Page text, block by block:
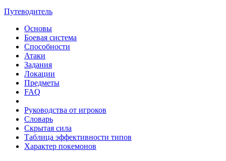
Путеводитель
Основы
Боевая система
Способности
Атаки
Задания
Локации
Предметы
FAQ
Руководства от игроков
Словарь
Скрытая сила
Таблица эффективности типов
Характер покемонов